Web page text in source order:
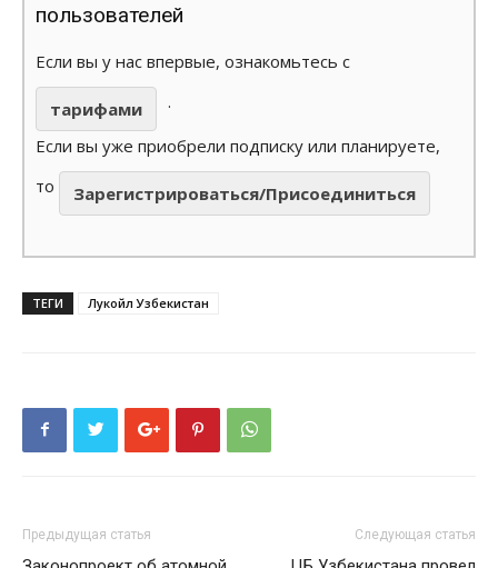
пользователей
Если вы у нас впервые, ознакомьтесь с
тарифами
.
Если вы уже приобрели подписку или планируете,
то
Зарегистрироваться/Присоединиться
ТЕГИ Лукойл Узбекистан
Предыдущая статья Следующая статья